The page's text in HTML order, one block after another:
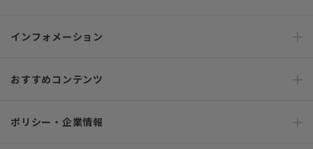
インフォメーション
おすすめコンテンツ
ポリシー・企業情報